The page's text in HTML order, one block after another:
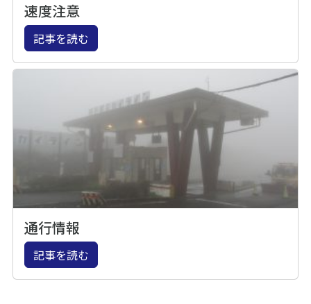
速度注意
記事を読む
通行情報
記事を読む